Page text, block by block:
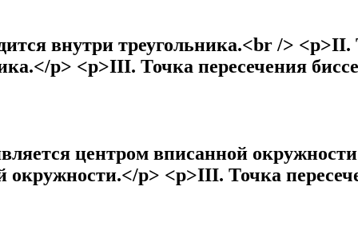
внутри треугольника.<br /> <p>II.
p> <p>III. Точка пересечения
центром вписанной
окружности.</p> <p>III. Точка